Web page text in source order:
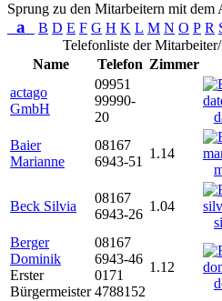
Sprung zu den Mitarbeitern mit dem
a B D E F G H K L M N O P R
Telefonliste der
Name
Telefon Zimmer
actago
GmbH
09951
99990-
20
Baier
Marianne
08167
6943-51
1.14
Beck Silvia
08167
6943-26
1.04
Berger
Dominik
Erster
Bürgermeister
08167
6943-46
0171
4788152
1.12